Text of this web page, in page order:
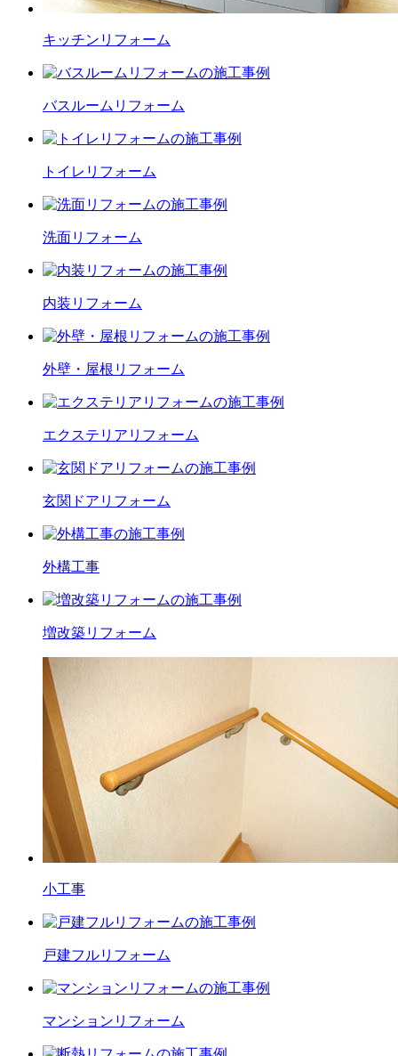
キッチン リフォーム
バスルーム リフォーム
トイレ リフォーム
洗面リフォーム
内装 リフォーム
外壁・屋根 リフォーム
エクステリア リフォーム
玄関ドア リフォーム
外構工事
増改築リフォーム
小工事
戸建フルリフォーム
マンション リフォーム